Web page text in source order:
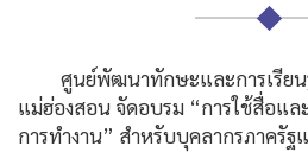
ศูนย์พัฒนาทักษะและการเรียนรู้
แม่ฮ่องสอน จัดอบรม “การใช้สื่อแล
การทำงาน” สำหรับบุคลากรภาครัฐ